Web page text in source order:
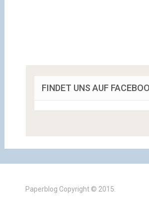
FINDET UNS AUF
Paperblog Copyright © 2015.